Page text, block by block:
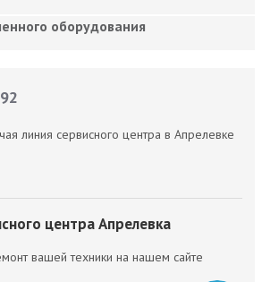
оборудования
линия сервисного центра в Апрелевке
центра Апрелевка
вашей техники на нашем сайте